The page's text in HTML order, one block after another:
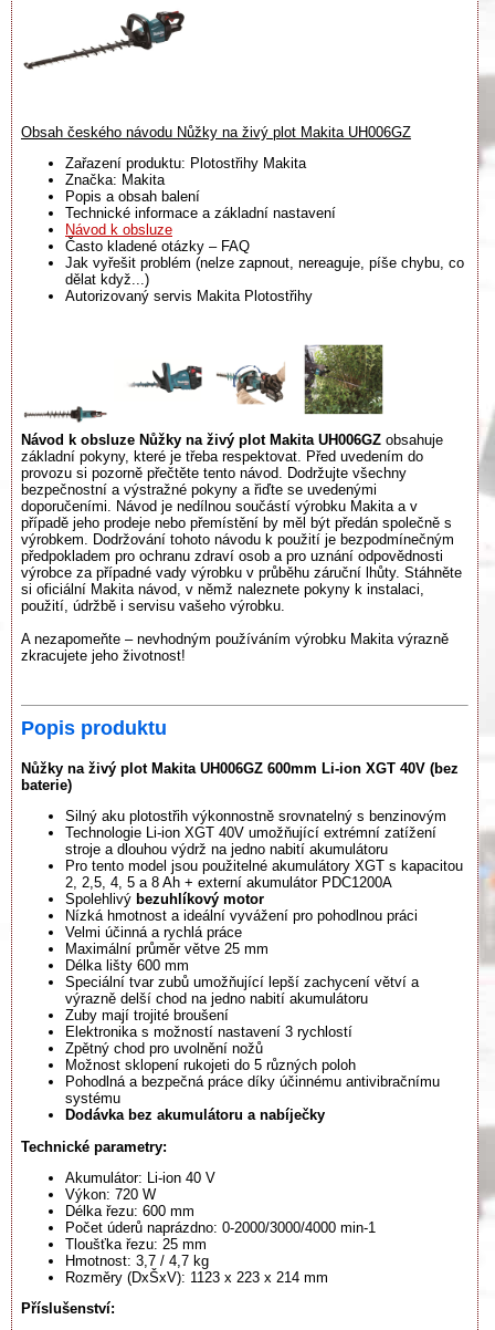
Obsah českého návodu Nůžky na živý plot Makita UH006GZ
Zařazení produktu: Plotostřihy Makita
Značka: Makita
Popis a obsah balení
Technické informace a základní nastavení
Návod k obsluze
Často kladené otázky – FAQ
Jak vyřešit problém (nelze zapnout, nereaguje, píše chybu, co
dělat když...)
Autorizovaný servis Makita Plotostřihy
Návod k obsluze Nůžky na živý plot Makita UH006GZ obsahuje
základní pokyny, které je třeba respektovat. Před uvedením do
provozu si pozorně přečtěte tento návod. Dodržujte všechny
bezpečnostní a výstražné pokyny a řiďte se uvedenými
doporučeními. Návod je nedílnou součástí výrobku Makita a v
případě jeho prodeje nebo přemístění by měl být předán společně s
výrobkem. Dodržování tohoto návodu k použití je bezpodmínečným
předpokladem pro ochranu zdraví osob a pro uznání odpovědnosti
výrobce za případné vady výrobku v průběhu záruční lhůty. Stáhněte
si oficiální Makita návod, v němž naleznete pokyny k instalaci,
použití, údržbě i servisu vašeho výrobku.
A nezapomeňte – nevhodným používáním výrobku Makita výrazně
zkracujete jeho životnost!
Popis produktu
Nůžky na živý plot Makita UH006GZ 600mm Li-ion XGT 40V (bez
baterie)
Silný aku plotostřih výkonnostně srovnatelný s benzinovým
Technologie Li-ion XGT 40V umožňující extrémní zatížení
stroje a dlouhou výdrž na jedno nabití akumulátoru
Pro tento model jsou použitelné akumulátory XGT s kapacitou
2, 2,5, 4, 5 a 8 Ah + externí akumulátor PDC1200A
Spolehlivý bezuhlíkový motor
Nízká hmotnost a ideální vyvážení pro pohodlnou práci
Velmi účinná a rychlá práce
Maximální průměr větve 25 mm
Délka lišty 600 mm
Speciální tvar zubů umožňující lepší zachycení větví a
výrazně delší chod na jedno nabití akumulátoru
Zuby mají trojité broušení
Elektronika s možností nastavení 3 rychlostí
Zpětný chod pro uvolnění nožů
Možnost sklopení rukojeti do 5 různých poloh
Pohodlná a bezpečná práce díky účinnému antivibračnímu
systému
Dodávka bez akumulátoru a nabíječky
Technické parametry:
Akumulátor: Li-ion 40 V
Výkon: 720 W
Délka řezu: 600 mm
Počet úderů naprázdno: 0-2000/3000/4000 min-1
Tloušťka řezu: 25 mm
Hmotnost: 3,7 / 4,7 kg
Rozměry (DxŠxV): 1123 x 223 x 214 mm
Příslušenství: